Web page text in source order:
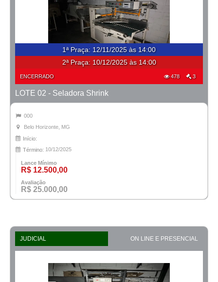
1ª Praça: 12/11/2025 às 14:00
2ª Praça: 10/12/2025 às 14:00
ENCERRADO 478 3
LOTE 02 - Seladora Shrink
000
Belo Horizonte, MG
Início:
Término: 10/12/2025
Lance Mínimo
R$ 12.500,00
Avaliação
R$ 25.000,00
JUDICIAL ON LINE E PRESENCIAL